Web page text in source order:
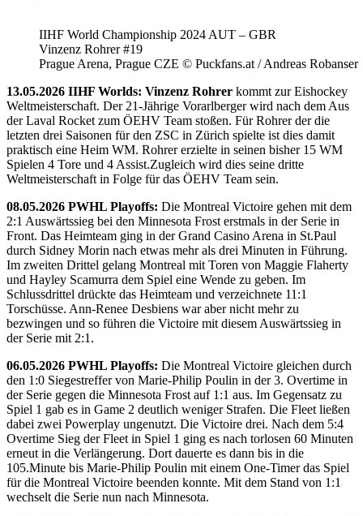
IIHF World Championship 2024 AUT – GBR
Vinzenz Rohrer #19
Prague Arena, Prague CZE © Puckfans.at / Andreas Robanser
13.05.2026 IIHF Worlds: Vinzenz Rohrer kommt zur Eishockey
Weltmeisterschaft. Der 21-Jährige Vorarlberger wird nach dem Aus
der Laval Rocket zum ÖEHV Team stoßen. Für Rohrer der die
letzten drei Saisonen für den ZSC in Zürich spielte ist dies damit
praktisch eine Heim WM. Rohrer erzielte in seinen bisher 15 WM
Spielen 4 Tore und 4 Assist.Zugleich wird dies seine dritte
Weltmeisterschaft in Folge für das ÖEHV Team sein.
08.05.2026 PWHL Playoffs: Die Montreal Victoire gehen mit dem
2:1 Auswärtssieg bei den Minnesota Frost erstmals in der Serie in
Front. Das Heimteam ging in der Grand Casino Arena in St.Paul
durch Sidney Morin nach etwas mehr als drei Minuten in Führung.
Im zweiten Drittel gelang Montreal mit Toren von Maggie Flaherty
und Hayley Scamurra dem Spiel eine Wende zu geben. Im
Schlussdrittel drückte das Heimteam und verzeichnete 11:1
Torschüsse. Ann-Renee Desbiens war aber nicht mehr zu
bezwingen und so führen die Victoire mit diesem Auswärtssieg in
der Serie mit 2:1.
06.05.2026 PWHL Playoffs: Die Montreal Victoire gleichen durch
den 1:0 Siegestreffer von Marie-Philip Poulin in der 3. Overtime in
der Serie gegen die Minnesota Frost auf 1:1 aus. Im Gegensatz zu
Spiel 1 gab es in Game 2 deutlich weniger Strafen. Die Fleet ließen
dabei zwei Powerplay ungenutzt. Die Victoire drei. Nach dem 5:4
Overtime Sieg der Fleet in Spiel 1 ging es nach torlosen 60 Minuten
erneut in die Verlängerung. Dort dauerte es dann bis in die
105.Minute bis Marie-Philip Poulin mit einem One-Timer das Spiel
für die Montreal Victoire beenden konnte. Mit dem Stand von 1:1
wechselt die Serie nun nach Minnesota.